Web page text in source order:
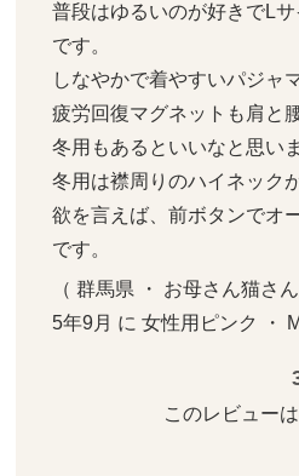
普段はゆるいのが好きでL
です。
しなやかで着やすいパジャ
疲労回復マグネットも肩と
冬用もあるといいなと思い
冬用は襟周りのハイネック
欲を言えば、前ボタンでオ
です。
（ 群馬県 ・ お母さん猫さ
5年9月 に 女性用ピンク ・
このレビュー